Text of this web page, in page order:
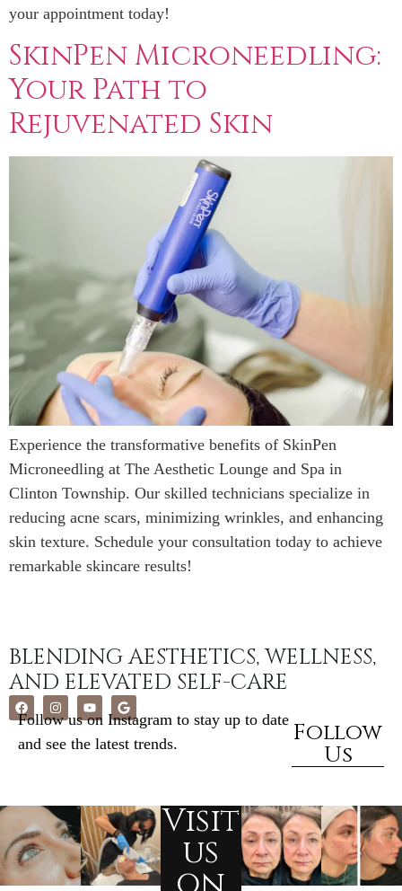
your appointment today!
SkinPen Microneedling:
Your Path to
Rejuvenated Skin
Experience the transformative benefits of SkinPen
Microneedling at The Aesthetic Lounge and Spa in
Clinton Township. Our skilled technicians specialize in
reducing acne scars, minimizing wrinkles, and enhancing
skin texture. Schedule your consultation today to achieve
remarkable skincare results!
BLENDING AESTHETICS, WELLNESS,
AND ELEVATED SELF-CARE
Follow us on Instagram to stay up to date
and see the latest trends.
Follow
Us
Visit
us